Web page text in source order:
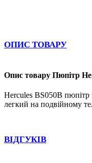
ОПИС ТОВАРУ
Опис товару Пюпітр
Hercules BS050B
легкий на подвійному
ВІДГУКІВ